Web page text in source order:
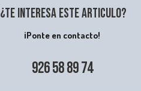
¿Te interesa este articulo?
¡Ponte en contacto!
926 58 89 74